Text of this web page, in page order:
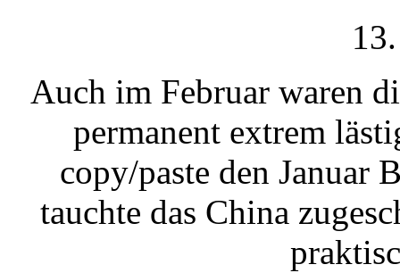
Auch im Februar waren
permanent extrem
copy/paste den Januar
tauchte das China